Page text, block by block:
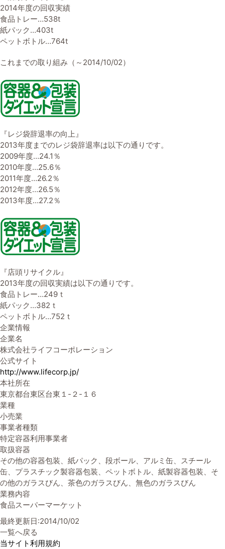
2014年度の回収実績
食品トレー…538t
紙パック…403t
ペットボトル…764t
これまでの取り組み（～2014/10/02）
『レジ袋辞退率の向上』
2013年度までのレジ袋辞退率は以下の通りです。
2009年度…24.1％
2010年度…25.6％
2011年度…26.2％
2012年度…26.5％
2013年度…27.2％
『店頭リサイクル』
2013年度の回収実績は以下の通りです。
食品トレー…249ｔ
紙パック…382ｔ
ペットボトル…752ｔ
企業情報
企業名
株式会社ライフコーポレーション
公式サイト
http://www.lifecorp.jp/
本社所在
東京都台東区台東１-２-１６
業種
小売業
事業者種類
特定容器利用事業者
取扱容器
その他の容器包装、紙パック、段ボール、アルミ缶、スチール
缶、プラスチック製容器包装、ペットボトル、紙製容器包装、そ
の他のガラスびん、茶色のガラスびん、無色のガラスびん
業務内容
食品スーパーマーケット
最終更新日:2014/10/02
一覧へ戻る
当サイト利用規約